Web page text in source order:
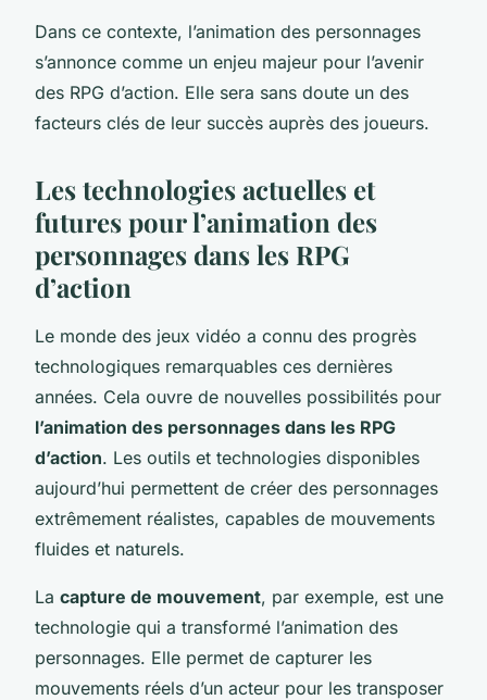
Dans ce contexte, l’animation des personnages
s’annonce comme un enjeu majeur pour l’avenir
des RPG d’action. Elle sera sans doute un des
facteurs clés de leur succès auprès des joueurs.
Les technologies actuelles et
futures pour l’animation des
personnages dans les RPG
d’action
Le monde des jeux vidéo a connu des progrès
technologiques remarquables ces dernières
années. Cela ouvre de nouvelles possibilités pour
l’animation des personnages dans les RPG
d’action. Les outils et technologies disponibles
aujourd’hui permettent de créer des personnages
extrêmement réalistes, capables de mouvements
fluides et naturels.
La capture de mouvement, par exemple, est une
technologie qui a transformé l’animation des
personnages. Elle permet de capturer les
mouvements réels d’un acteur pour les transposer